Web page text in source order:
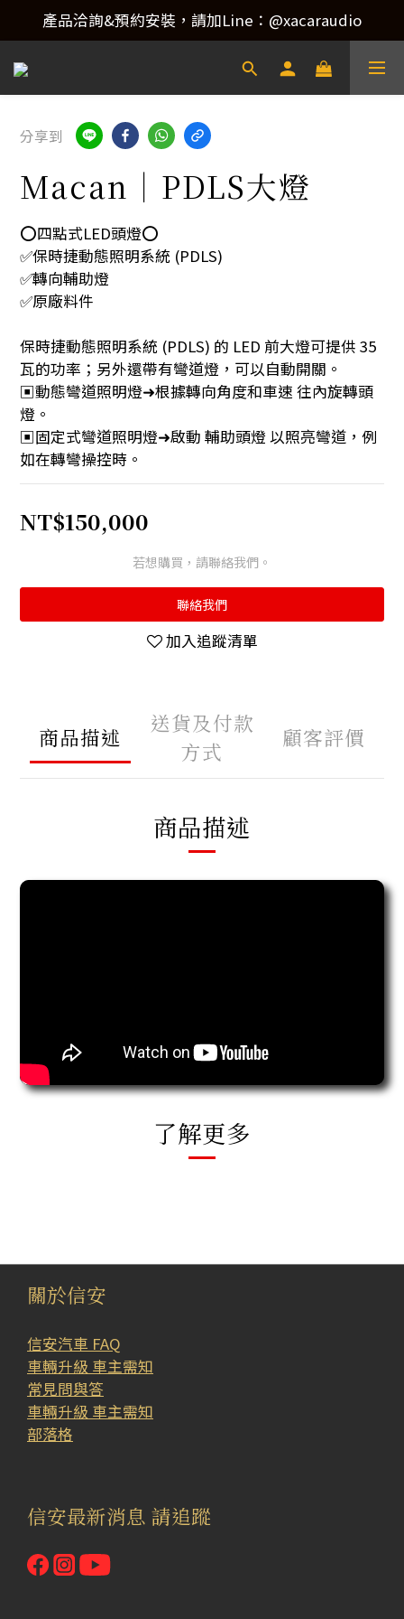
產品洽詢&預約安裝，請加Line：@xacaraudio
產品洽詢&預約安裝，請加Line：@xacaraudio
歡迎來電洽詢 02-22773788！
產品洽詢&預約安裝，請加Line：@xacaraudio
分享到
Macan｜PDLS大燈
⭕️四點式LED頭燈⭕️
✅保時捷動態照明系統 (PDLS)
✅轉向輔助燈
✅原廠料件
保時捷動態照明系統 (PDLS) 的 LED 前大燈可提供 35
瓦的功率；另外還帶有彎道燈，可以自動開關。
▣動態彎道照明燈➜根據轉向角度和車速 往內旋轉頭
燈。
▣固定式彎道照明燈➜啟動 輔助頭燈 以照亮彎道，例
如在轉彎操控時。
NT$150,000
若想購買，請聯絡我們。
聯絡我們
加入追蹤清單
商品描述
送貨及付款
方式
顧客評價
商品描述
了解更多
關於信安
信安汽車 FAQ
車輛升級 車主需知
常見問與答
車輛升級 車主需知
部落格
信安最新消息 請追蹤